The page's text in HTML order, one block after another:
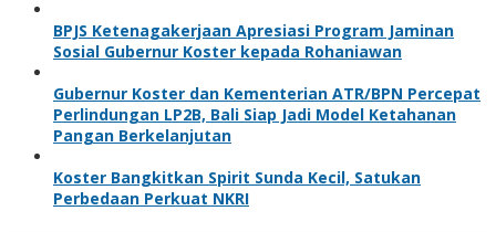
BPJS Ketenagakerjaan Apresiasi Program Jaminan
Sosial Gubernur Koster kepada Rohaniawan
Gubernur Koster dan Kementerian ATR/BPN Percepat
Perlindungan LP2B, Bali Siap Jadi Model Ketahanan
Pangan Berkelanjutan
Koster Bangkitkan Spirit Sunda Kecil, Satukan
Perbedaan Perkuat NKRI